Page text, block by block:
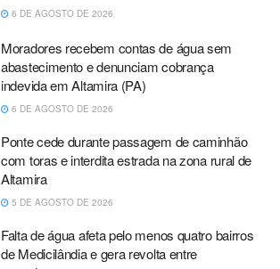
6 DE AGOSTO DE 2026
Moradores recebem contas de água sem
abastecimento e denunciam cobrança
indevida em Altamira (PA)
6 DE AGOSTO DE 2026
Ponte cede durante passagem de caminhão
com toras e interdita estrada na zona rural de
Altamira
5 DE AGOSTO DE 2026
Falta de água afeta pelo menos quatro bairros
de Medicilândia e gera revolta entre